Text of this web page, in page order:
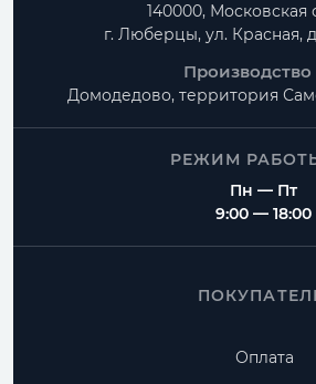
140000, Московская
г. Люберцы, ул. Красная,
Производство
Домодедово, территория
РЕЖИМ
Пн — Пт
9:00 — 18:00
Оплата